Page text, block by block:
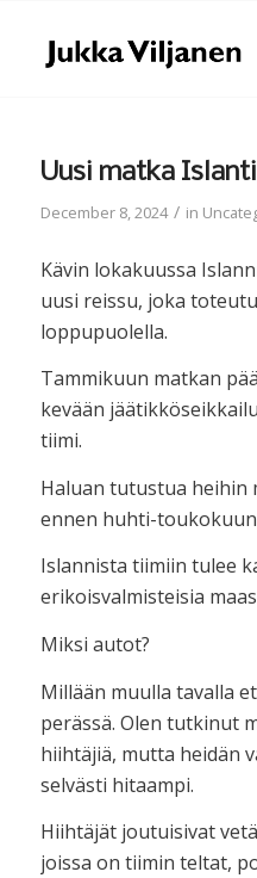
Uusi matka
December 8, 2024 / in
Kävin lokakuussa
uusi reissu, joka
loppupuolella.
Tammikuun matkan
kevään
tiimi.
Haluan tutustua heihin
ennen huhti-
Islannista tiimiin tulee
erikoisvalmisteisia
Miksi autot?
Millään muulla tavalla
perässä. Olen tutkinut
hiihtäjiä, mutta heidän
selvästi hitaampi.
Hiihtäjät joutuisivat
joissa on tiimin teltat,